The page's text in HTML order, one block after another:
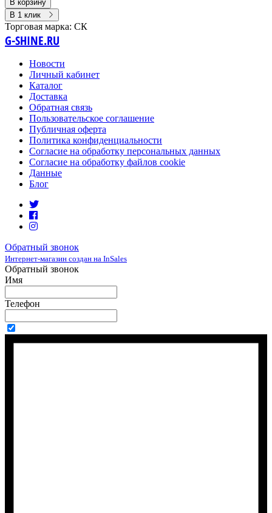
В корзину
В 1 клик
Торговая марка: СК
G-SHINE.RU
Новости
Личный кабинет
Каталог
Доставка
Обратная связь
Пользовательское соглашение
Публичная оферта
Политика конфиденциальности
Согласие на обработку персональных данных
Согласие на обработку файлов cookie
Данные
Блог
Обратный звонок
Интернет-магазин создан на InSales
Обратный звонок
Имя
Телефон